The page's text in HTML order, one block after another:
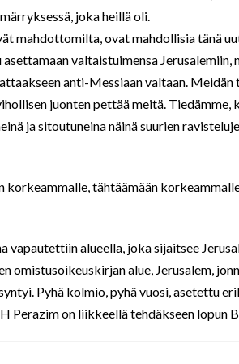
joka heillä oli.
mahdottomilta, ovat mahdollisia tänä
asettamaan valtaistuimensa
anti-Messiaan valtaan.
juonten pettää meitä.
ja sitoutuneina näinä suurien
korkeammalle, tähtäämään
vapautettiin alueella, joka sijaitsee
omistusoikeuskirjan alue, Jerusalem,
Pyhä kolmio, pyhä vuosi, asetettu
Perazim on liikkeellä tehdäkseen lopun